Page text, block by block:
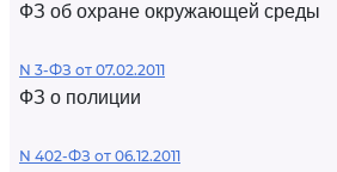
ФЗ об охране окружающей среды
N 3-ФЗ от 07.02.2011
ФЗ о полиции
N 402-ФЗ от 06.12.2011